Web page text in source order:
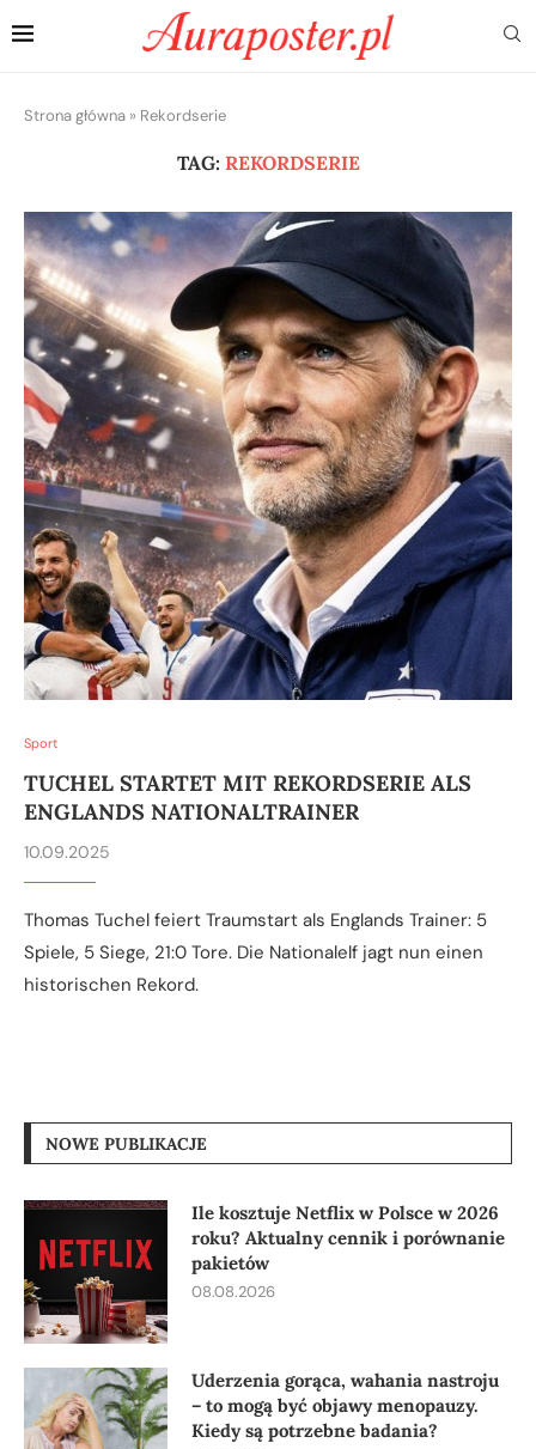
Strona główna » Rekordserie
TAG: REKORDSERIE
Sport
TUCHEL STARTET MIT REKORDSERIE ALS
ENGLANDS NATIONALTRAINER
10.09.2025
Thomas Tuchel feiert Traumstart als Englands Trainer: 5
Spiele, 5 Siege, 21:0 Tore. Die Nationalelf jagt nun einen
historischen Rekord.
NOWE PUBLIKACJE
Ile kosztuje Netflix w Polsce w 2026
roku? Aktualny cennik i porównanie
pakietów
08.08.2026
Uderzenia gorąca, wahania nastroju
– to mogą być objawy menopauzy.
Kiedy są potrzebne badania?